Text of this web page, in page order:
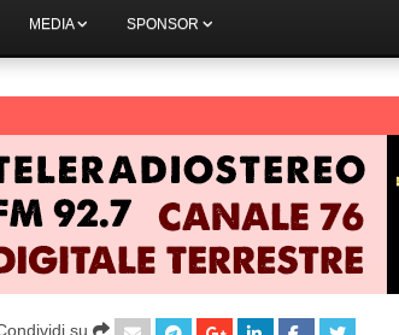
MEDIA SPONSOR
su